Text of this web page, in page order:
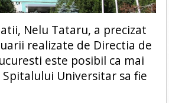
Nelu Tataru, a precizat
realizate de Directia de
este posibil ca mai
Universitar sa fie